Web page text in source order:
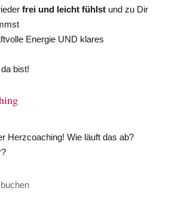
frei und leicht fühlstund zu Dir
Energie UND klares
bist!
Herzcoaching! Wie läuft das ab?